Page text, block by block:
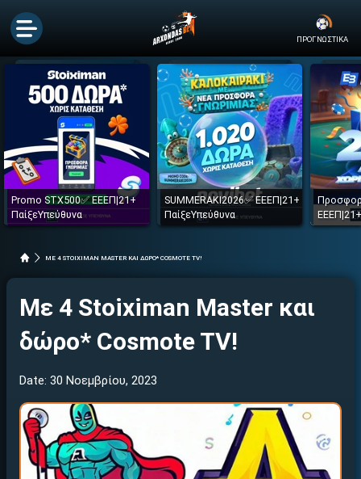
ΠΡΟΓΝΩΣΤΙΚΑ
Promo STX500✅ ΕΕΕΠ|21+
ΠαίξεΥπεύθυνα
SUMMERAKI2026✅ ΕΕΕΠ|21+
ΠαίξεΥπεύθυνα
ΜΕ 4 STOIXIMAN MASTER ΚΑΙ ΔΩΡΟ* COSMOTE TV!
Με 4 Stoiximan Master και
δώρο* Cosmote TV!
Date: 30 Νοεμβρίου, 2023